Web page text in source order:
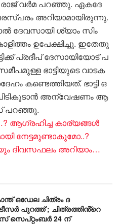
രാ​ജ് വ​ർ​മ പ​റ​ഞ്ഞു. ഏ​ക​ദേ​
അ​റി​യാ​മാ​യി​രു​ന്നു.
ദേ​വ​സാ​യി ശ്യാം ​സിം​
ഉ​പേ​ക്ഷി​ച്ചു. ഇ​തേ​തു​
പ്ര​ദീ​പ് ദേ​സാ​യി​യോ​ട് പ​
ഭാ​ട്ടി​യു​ടെ വാ​ട​ക
ക​ണ്ടെ​ത്തി​യ​ത്. ഭാ​ട്ടി ഒ​
പി​ടി​കൂ​ടാ​ൻ അ​ന്വേ​ഷ​ണം ആ​
പ​റ​ഞ്ഞു.
ആഗ്രഹിച്ച കാര്യങ്ങൾ
നേട്ടമുണ്ടാകുമോ..?
ദിവസഫലം അറിയാം…
ഒഡേല ചിത്രം ദ
പുറത്ത് ; ചിത്രത്തിൻ്റെ
സെപ്റ്റംബർ 24 ന്